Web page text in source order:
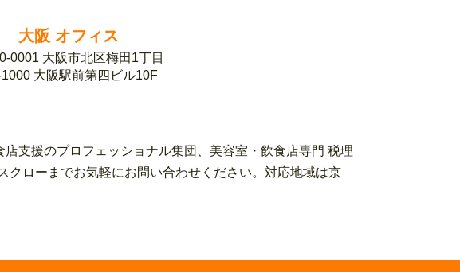
大阪 オフィス
0001 大阪市北区梅田1丁目
大阪駅前第四ビル10F
支援のプロフェッショナル集団、美容室・飲食店専門 税理
ローまでお気軽にお問い合わせください。対応地域は京